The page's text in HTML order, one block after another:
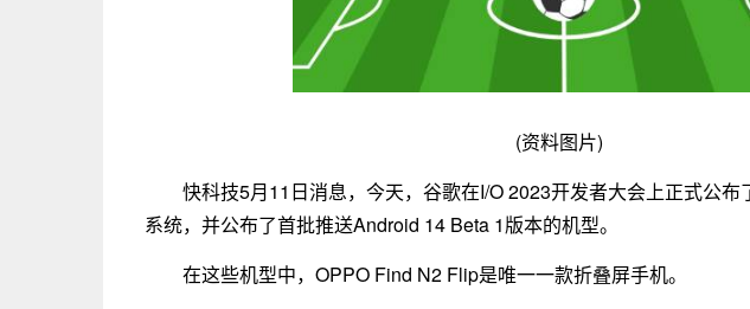
(资料图片)
快科技5月11日消息，今天，谷歌在I/O 2023开发者大会上正式公布
系统，并公布了首批推送Android 14 Beta 1版本的机型。
在这些机型中，OPPO Find N2 Flip是唯一一款折叠屏手机。